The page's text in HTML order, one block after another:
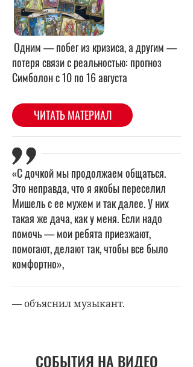
«С дочкой мы продолжаем общаться.
Это неправда, что я якобы переселил
Мишель с ее мужем и так далее. У них
такая же дача, как у меня. Если надо
помочь — мои ребята приезжают,
помогают, делают так, чтобы все было
комфортно»,
— объяснил музыкант.
СОБЫТИЯ НА ВИДЕО